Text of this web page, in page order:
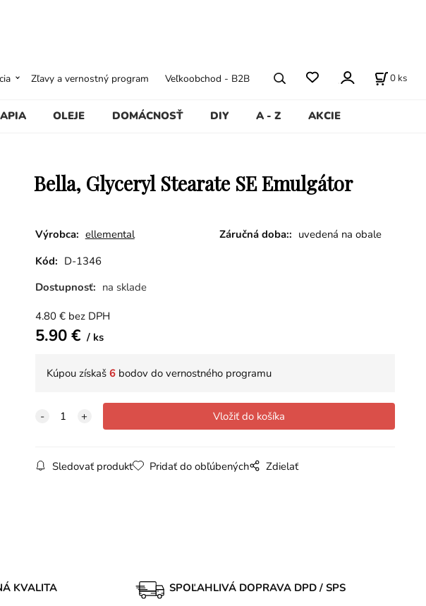
OLEJE DOMÁCNOSŤ DIY A - Z AKCIE
Zľavy a vernostný program Veľkoobchod - B2B 0 ks
Bella, Glyceryl Stearate SE Emulgátor
Výrobca: ellemental Záručná doba:: uvedená na obale
Kód: D-1346
Dostupnosť: na sklade
4.80€ bez DPH
5.90€ ks
Kúpou získaš 6bodov do vernostného programu
Sledovať produkt Pridať do obľúbených Zdielať
KVALITA
SPOĽAHLIVÁ DOPRAVA DPD / SPS